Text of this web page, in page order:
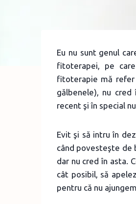
Eu nu sunt genul
fitoterapei, pe
fitoterapie mă refer
gălbenele), nu
recent şi în special
Evit şi să intru în
când povesteşte de
dar nu cred în asta.
cât posibil, să
pentru că nu